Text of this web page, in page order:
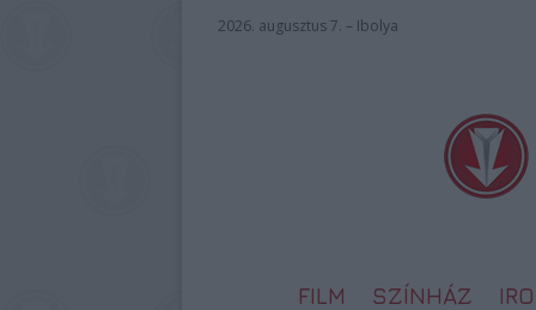
2026. augusztus 7. – Ibolya
FILM SZÍNHÁZ